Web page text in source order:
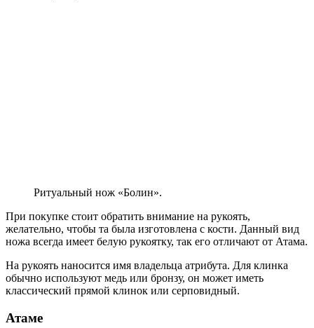
Ритуальный нож «Болин».
При покупке стоит обратить внимание на рукоять,
желательно, чтобы та была изготовлена с кости. Данный вид
ножа всегда имеет белую рукоятку, так его отличают от Атама.
На рукоять наносится имя владельца атрибута. Для клинка
обычно используют медь или бронзу, он может иметь
классический прямой клинок или серповидный.
Атаме